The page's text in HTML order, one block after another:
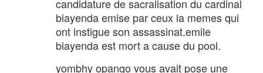
candidature de sacralisation du cardinal
biayenda emise par ceux la memes qui
ont instigue son assassinat.emile
biayenda est mort a cause du pool.
yombhy opango vous avait pose une